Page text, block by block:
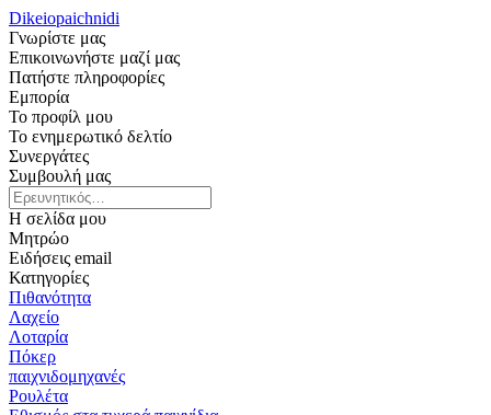
Dikeiopaichnidi
Γνωρίστε μας
Επικοινωνήστε μαζί μας
Πατήστε πληροφορίες
Εμπορία
Το προφίλ μου
Το ενημερωτικό δελτίο
Συνεργάτες
Συμβουλή μας
Η σελίδα μου
Μητρώο
Ειδήσεις email
Κατηγορίες
Πιθανότητα
Λαχείο
Λοταρία
Πόκερ
παιχνιδομηχανές
Ρουλέτα